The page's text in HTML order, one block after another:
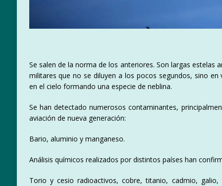
Se salen de la norma de los anteriores. Son largas
militares que no se diluyen a los pocos segundos, sino
en el cielo formando una especie de neblina.
Se han detectado numerosos contaminantes,
aviación de nueva generación:
Bario, aluminio y manganeso.
Análisis químicos realizados por distintos países han
Torio y cesio radioactivos, cobre, titanio, cadmio,